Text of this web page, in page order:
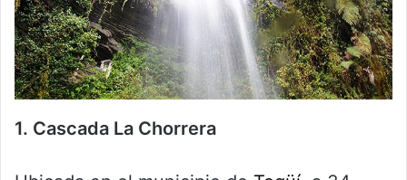
1. Cascada La Chorrera